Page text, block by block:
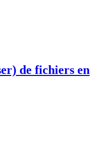
de fichiers en